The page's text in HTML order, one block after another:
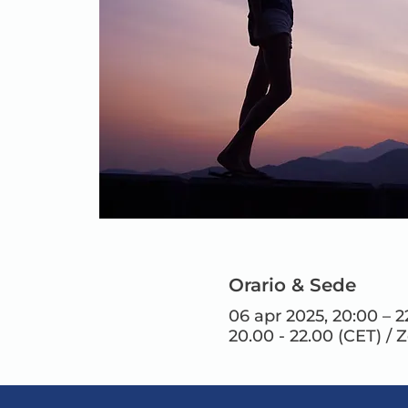
Orario & Sede
06 apr 2025, 20:00 –
20.00 - 22.00 (CET) /